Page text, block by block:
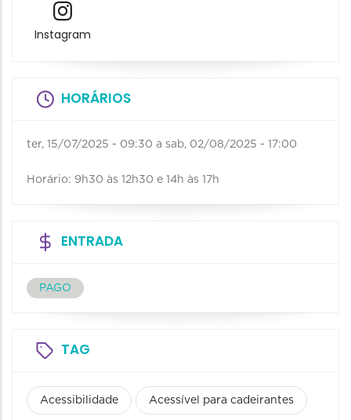
Instagram
HORÁRIOS
ter, 15/07/2025 - 09:30 a sab, 02/08/2025 - 17:00
Horário: 9h30 às 12h30 e 14h às 17h
ENTRADA
PAGO
TAG
Acessibilidade Acessível para cadeirantes